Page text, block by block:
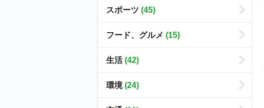
スポーツ (45)
フード、グルメ (15)
生活(42)
環境(24)